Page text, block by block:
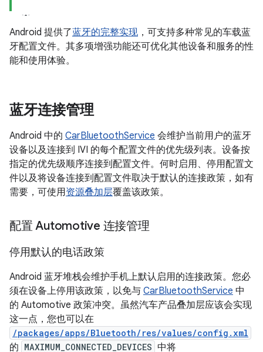
Android 提供了蓝牙的完整实现 ，可支持多种常见的车载蓝
牙配置文件。其多项增强功能还可优化其他设备和服务的性
能和使用体验。
蓝牙连接管理
Android 中的 CarBluetoothService 会维护当前用户的蓝牙
设备以及连接到 IVI 的每个配置文件的优先级列表。设备按
指定的优先级顺序连接到配置文件。何时启用、停用配置文
件以及将设备连接到配置文件取决于默认的连接政策，如有
需要，可使用资源叠加层覆盖该政策。
配置 Automotive 连接管理
停用默认的电话政策
Android 蓝牙堆栈会维护手机上默认启用的连接政策。您必
须在设备上停用该政策，以免与 CarBluetoothService 中
的 Automotive 政策冲突。虽然汽车产品叠加层应该会实现
这一点，您也可以在
/packages/apps/Bluetooth/res/values/config.xml
的 MAXIMUM_CONNECTED_DEVICES 中将